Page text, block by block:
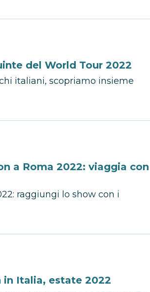
del World Tour 2022
italiani, scopriamo insieme
a Roma 2022: viaggia con
raggiungi lo show con i
in Italia, estate 2022